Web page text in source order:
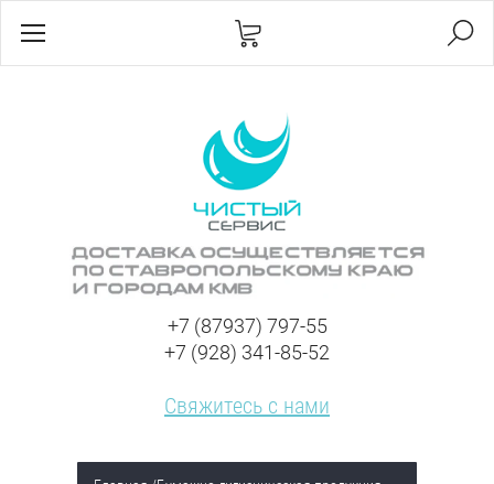
+7 (87937) 797-55
+7 (928) 341-85-52
Свяжитесь с нами